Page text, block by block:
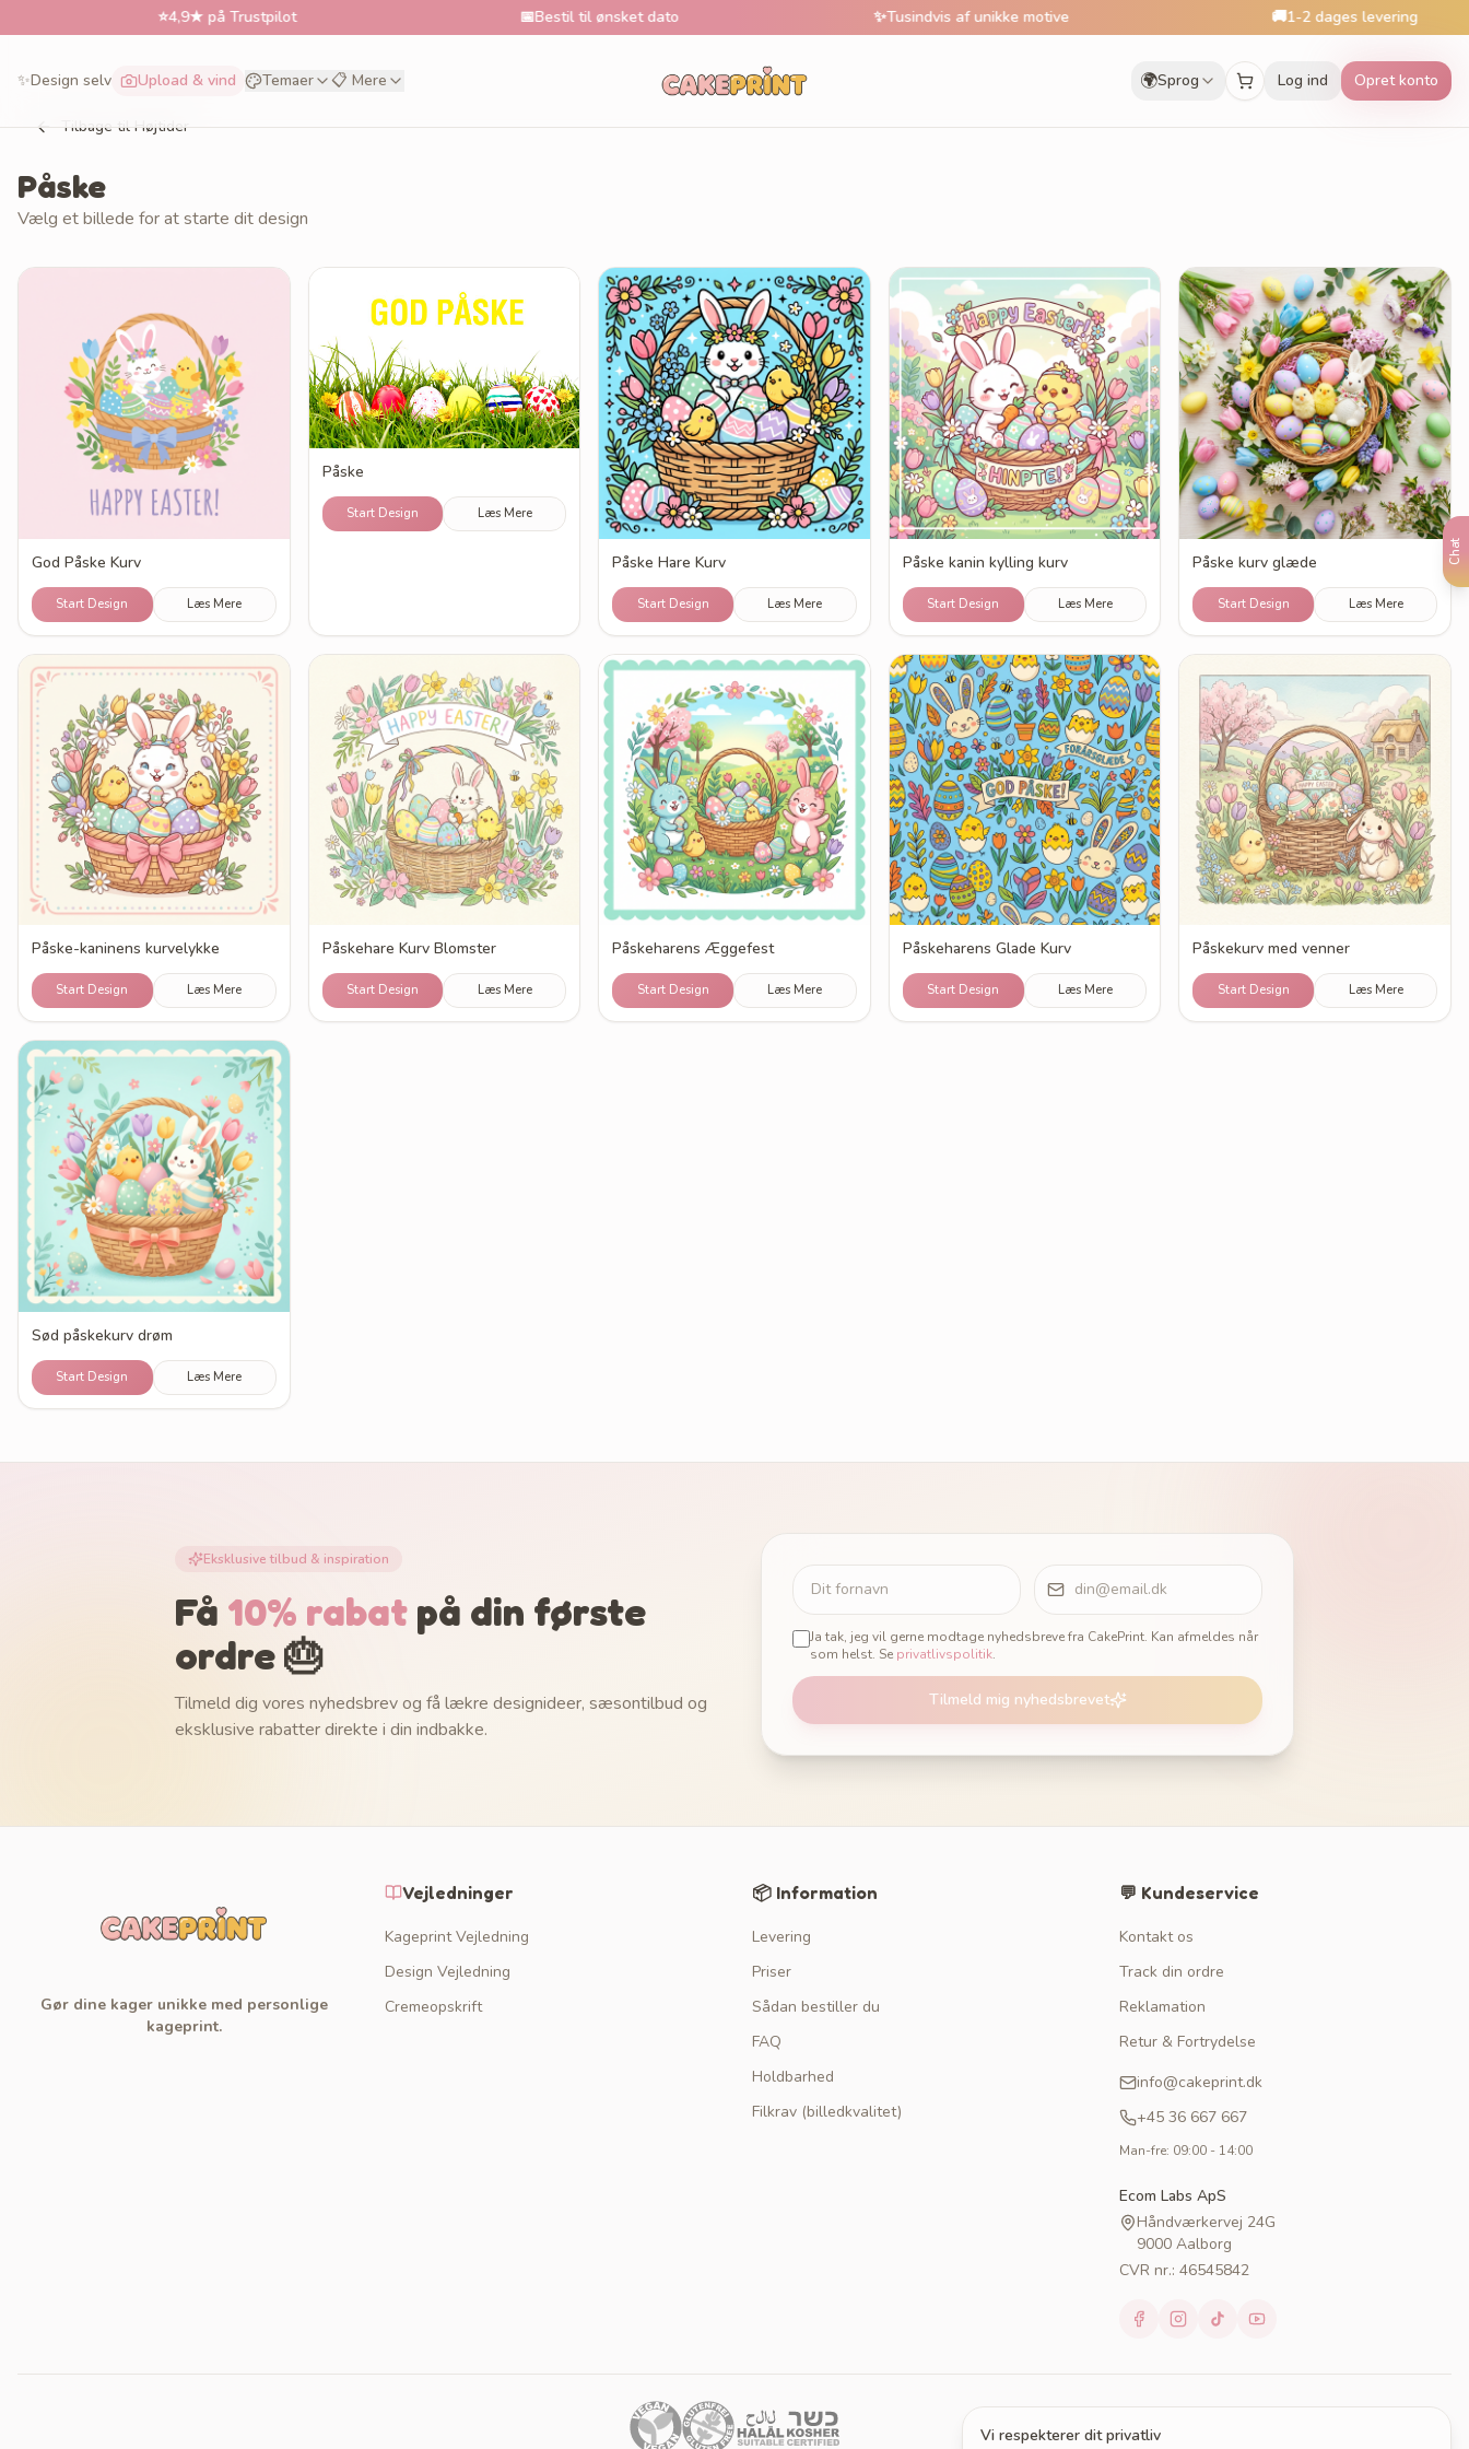
Chat
Vi respekterer dit privatliv
4,9★ på Trustpilot Bestil til ønsket dato Tusindvis af unikke motive 1-2 dages levering
✨Design selv Upload & vind Temaer 📋 Mere 🌍Sprog Log ind Opret konto
Tilbage til Højtider
Påske
Vælg et billede for at starte dit design
God Påske Kurv
Start Design Læs Mere
Påske
Start Design Læs Mere
Påske Hare Kurv
Start Design Læs Mere
Påske kanin kylling kurv
Start Design Læs Mere
Påske kurv glæde
Start Design Læs Mere
Påske-kaninens kurvelykke
Start Design Læs Mere
Påskehare Kurv Blomster
Start Design Læs Mere
Påskeharens Æggefest
Start Design Læs Mere
Påskeharens Glade Kurv
Start Design Læs Mere
Påskekurv med venner
Start Design Læs Mere
Sød påskekurv drøm
Start Design Læs Mere
Eksklusive tilbud & inspiration
Få 10% rabat på din første
ordre 🎂
Tilmeld dig vores nyhedsbrev og få lækre designideer, sæsontilbud og
eksklusive rabatter direkte i din indbakke.
Ja tak, jeg vil gerne modtage nyhedsbreve fra CakePrint. Kan afmeldes når
som helst. Se privatlivspolitik.
Tilmeld mig nyhedsbrevet
Gør dine kager unikke med personlige
kageprint.
Vejledninger
Kageprint Vejledning
Design Vejledning
Cremeopskrift
📦 Information
Levering
Priser
Sådan bestiller du
FAQ
Holdbarhed
Filkrav (billedkvalitet)
💬 Kundeservice
Kontakt os
Track din ordre
Reklamation
Retur & Fortrydelse
info@cakeprint.dk
+45 36 667 667
Man-fre: 09:00 - 14:00
Ecom Labs ApS
Håndværkervej 24G
9000 Aalborg
CVR nr.: 46545842